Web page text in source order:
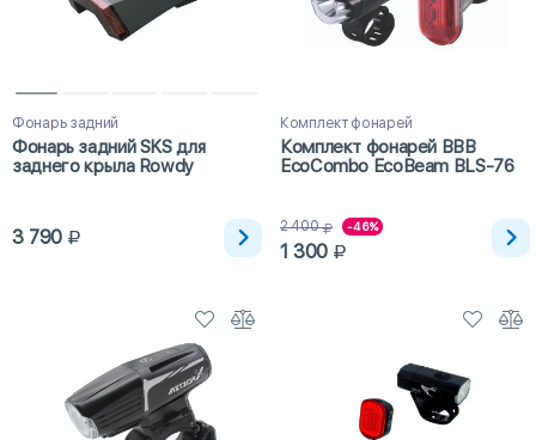
Фонарь задний
Фонарь задний SKS для
заднего крыла Rowdy
3 790
Комплект фонарей
Комплект фонарей BBB
EcoCombo EcoBeam BLS-76
2 400 -46%
1 300